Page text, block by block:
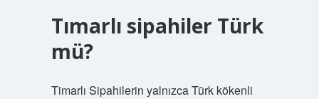
Tımarlı sipahiler Türk
mü?
Timarlı Sipahilerin yalnızca Türk kökenli